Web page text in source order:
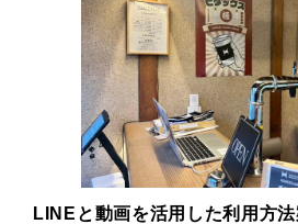
LINEと動画を活用した利用方